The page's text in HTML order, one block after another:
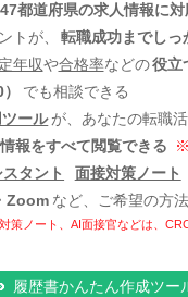
都道府県の求人情報に対
トが、
転職成功までしっ
年収や合格率などの役立
でも相談できる
ール が、あなたの転職
情報をすべて閲覧できる
タント 面接対策ノート
Zoom など、ご希望の方
ノート、AI面接官などは、
履歴書かんたん作成ツー